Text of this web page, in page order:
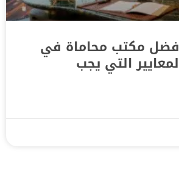
مكتب محاماة في
التي يجب